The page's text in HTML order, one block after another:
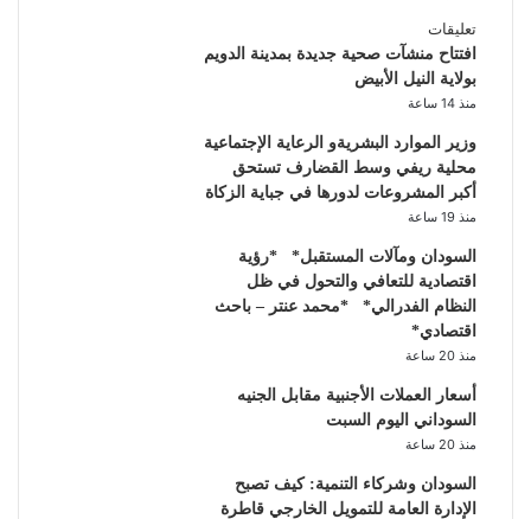
تعليقات
افتتاح منشآت صحية جديدة بمدينة الدويم
بولاية النيل الأبيض
منذ 14 ساعة
وزير الموارد البشريةو الرعاية الإجتماعية
محلية ريفي وسط القضارف تستحق
أكبر المشروعات لدورها في جباية الزكاة
منذ 19 ساعة
السودان ومآلات المستقبل* *رؤية
اقتصادية للتعافي والتحول في ظل
النظام الفدرالي* *محمد عنتر – باحث
اقتصادي*
منذ 20 ساعة
أسعار العملات الأجنبية مقابل الجنيه
السوداني اليوم السبت
منذ 20 ساعة
السودان وشركاء التنمية: كيف تصبح
الإدارة العامة للتمويل الخارجي قاطرة